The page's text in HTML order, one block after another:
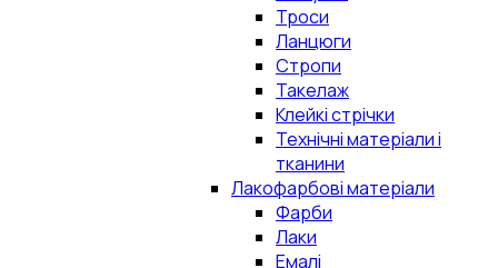
Троси
Ланцюги
Стропи
Такелаж
Клейкі стрічки
Технічні матеріали і
тканини
Лакофарбові матеріали
Фарби
Лаки
Емалі